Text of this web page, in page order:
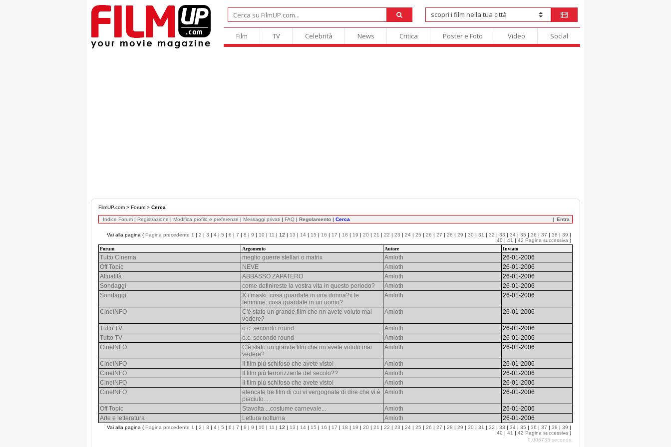
Film TV Celebrità News Critica Poster e Foto Video Social
FilmUP.com > Forum > Cerca
Indice Forum | Registrazione | Modifica profilo e preferenze | Messaggi privati | FAQ | Regolamento | Cerca Entra
Vai alla pagina ( Pagina precedente 1 | 2 | 3 | 4 | 5 | 6 | 7 | 8 | 9 | 10 | 11 | 12 | 13 | 14 | 15 | 16 | 17 | 18 | 19 | 20 | 21 | 22 | 23 | 24 | 25 | 26 | 27 | 28 | 29 | 30 | 31 | 32 | 33 | 34 | 35 | 36 | 37 | 38 | 39 |
40 | 41 | 42 Pagina successiva )
Forum
Argomento Autore Inviato
Tutto Cinema meglio guerre stellari o matrix Amloth
26-01-2006
Off Topic
NEVE Amloth
26-01-2006
Attualità
ABBASSO ZAPATERO Amloth
26-01-2006
Sondaggi
come definireste la vostra vita in questo periodo? Amloth
26-01-2006
Sondaggi
X i maski: cosa guardate in una donna?x le
femmine: cosa guardate in un uomo?
Amloth 26-01-2006
CineINFO
C'è stato un grande film che nn avete voluto mai
vedere?
Amloth 26-01-2006
Tutto TV o.c. secondo round Amloth
26-01-2006
Tutto TV
o.c. secondo round Amloth
26-01-2006
CineINFO
C'è stato un grande film che nn avete voluto mai
vedere?
Amloth 26-01-2006
CineINFO Il film più schifoso che avete visto! Amloth
26-01-2006
CineINFO
Il film più terrorizzante del secolo?? Amloth
26-01-2006
CineINFO
Il film più schifoso che avete visto! Amloth
26-01-2006
CineINFO
elencate tre film di cui vi vergognate di dire che vi è
piaciuto......
Amloth 26-01-2006
Off Topic Stavolta....costume carnevale... Amloth
26-01-2006
Arte e letteratura
Lettura notturna Amloth 26-01-2006
Vai alla pagina ( Pagina precedente 1 | 2 | 3 | 4 | 5 | 6 | 7 | 8 | 9 | 10 | 11 | 12 | 13 | 14 | 15 | 16 | 17 | 18 | 19 | 20 | 21 | 22 | 23 | 24 | 25 | 26 | 27 | 28 | 29 | 30 | 31 | 32 | 33 | 34 | 35 | 36 | 37 | 38 | 39 |
40 | 41 | 42 Pagina successiva )
0.008733 seconds.